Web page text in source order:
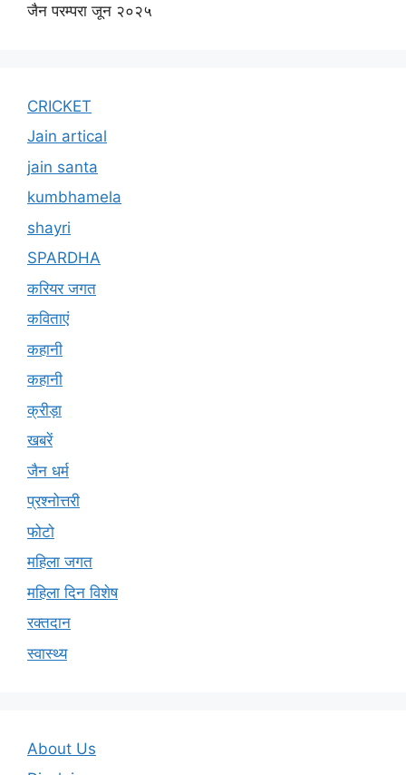
जैन परम्परा जून २०२५
CRICKET
Jain artical
jain santa
kumbhamela
shayri
SPARDHA
करियर जगत
कविताएं
कहानी
कहानी
क्रीड़ा
खबरें
जैन धर्म
प्रश्नोत्तरी
फोटो
महिला जगत
महिला दिन विशेष
रक्तदान
स्वास्थ्य
About Us